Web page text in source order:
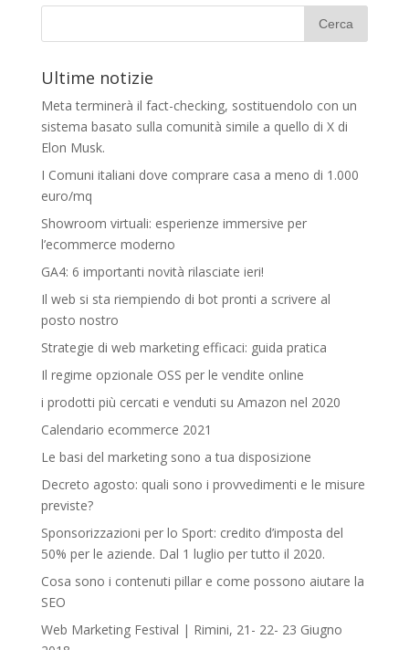
Ultime notizie
Meta terminerà il fact-checking, sostituendolo con un
sistema basato sulla comunità simile a quello di X di
Elon Musk.
I Comuni italiani dove comprare casa a meno di 1.000
euro/mq
Showroom virtuali: esperienze immersive per
l’ecommerce moderno
GA4: 6 importanti novità rilasciate ieri!
Il web si sta riempiendo di bot pronti a scrivere al
posto nostro
Strategie di web marketing efficaci: guida pratica
Il regime opzionale OSS per le vendite online
i prodotti più cercati e venduti su Amazon nel 2020
Calendario ecommerce 2021
Le basi del marketing sono a tua disposizione
Decreto agosto: quali sono i provvedimenti e le misure
previste?
Sponsorizzazioni per lo Sport: credito d’imposta del
50% per le aziende. Dal 1 luglio per tutto il 2020.
Cosa sono i contenuti pillar e come possono aiutare la
SEO
Web Marketing Festival | Rimini, 21- 22- 23 Giugno